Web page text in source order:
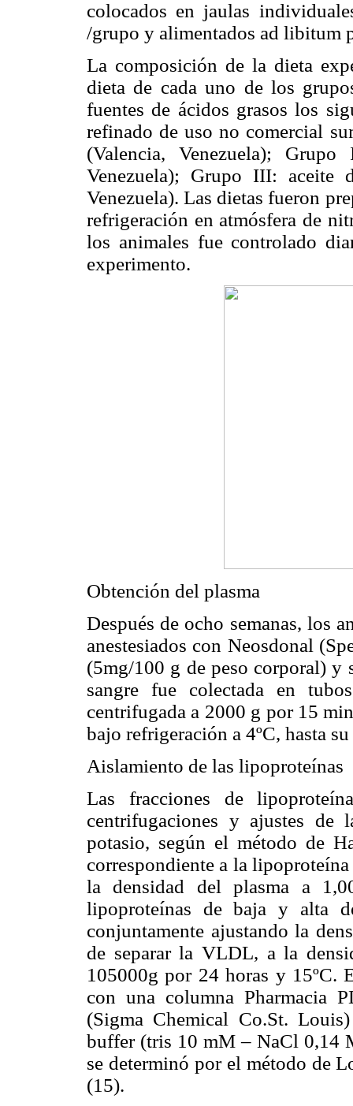
colocados en jaulas
/grupo y alimentados ad libitum
La composición de la dieta
dieta de cada uno de los
fuentes de ácidos grasos los
refinado de uso no comercial
(Valencia, Venezuela);
Venezuela); Grupo III: aceite
Venezuela). Las dietas fueron
refrigeración en atmósfera de
los animales fue controlado
experimento.
Obtención del plasma
Después de ocho semanas, los
anestesiados con Neosdonal
(5mg/100 g de peso corporal) y
sangre fue colectada en
centrifugada a 2000 g por 15
bajo refrigeración a 4ºC, hasta
Aislamiento de las lipoproteínas
Las fracciones de
centrifugaciones y ajustes de
potasio, según el método de
correspondiente a la
la densidad del plasma a
lipoproteínas de baja y alta
conjuntamente ajustando la
de separar la VLDL, a la
105000g por 24 horas y 15ºC.
con una columna Pharmacia
(Sigma Chemical Co.St.
buffer (tris 10 mM – NaCl 0,14
se determinó por el método de
(15).